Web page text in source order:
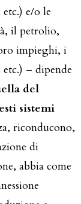
e/o le
il petrolio,
impieghi, i
– dipende
del
sistemi
riconducono,
di
abbia come